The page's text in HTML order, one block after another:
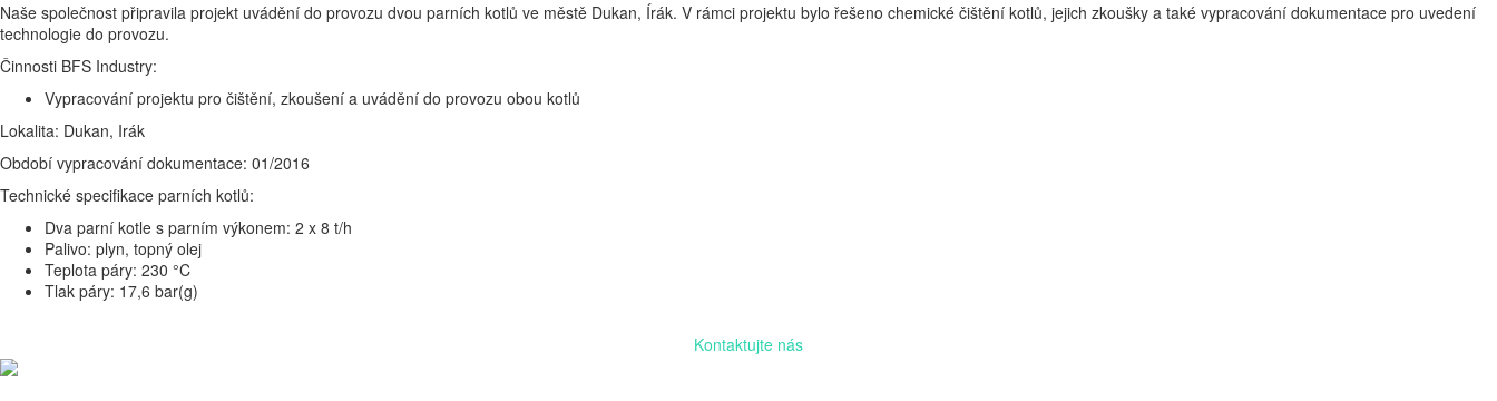
Naše společnost připravila projekt uvádění do provozu dvou parních kotlů ve městě Dukan, Írák. V rámci projektu bylo řešeno chemické čištění kotlů, jejich zkoušky a také vypracování dokumentace pro uvedení
technologie do provozu.
Činnosti BFS Industry:
Vypracování projektu pro čištění, zkoušení a uvádění do provozu obou kotlů
Lokalita: Dukan, Irák
Období vypracování dokumentace: 01/2016
Technické specifikace parních kotlů:
Dva parní kotle s parním výkonem: 2 x 8 t/h
Palivo: plyn, topný olej
Teplota páry: 230 °C
Tlak páry: 17,6 bar(g)
Kontaktujte nás